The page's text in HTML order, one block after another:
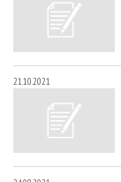
21.10.2021